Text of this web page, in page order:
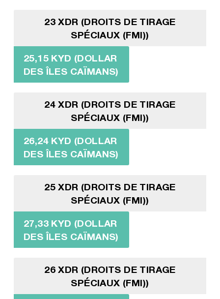
23 XDR (DROITS DE TIRAGE
SPÉCIAUX (FMI))
25,15 KYD (DOLLAR
DES ÎLES CAÏMANS)
24 XDR (DROITS DE TIRAGE
SPÉCIAUX (FMI))
26,24 KYD (DOLLAR
DES ÎLES CAÏMANS)
25 XDR (DROITS DE TIRAGE
SPÉCIAUX (FMI))
27,33 KYD (DOLLAR
DES ÎLES CAÏMANS)
26 XDR (DROITS DE TIRAGE
SPÉCIAUX (FMI))